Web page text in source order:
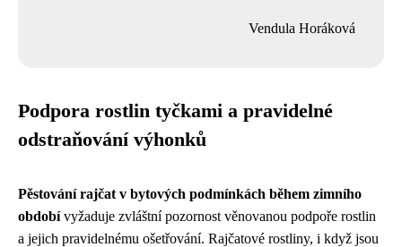
Vendula Horáková
Podpora rostlin tyčkami a pravidelné
odstraňování výhonků
Pěstování rajčat v bytových podmínkách během zimního
obdobívyžaduje zvláštní pozornost věnovanou podpoře rostlin
a jejich pravidelnému ošetřování. Rajčatové rostliny, i když jsou